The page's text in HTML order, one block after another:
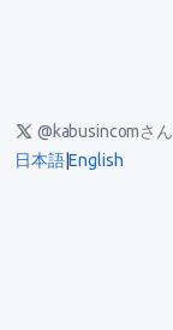
@kabusincomさ
日本語|English